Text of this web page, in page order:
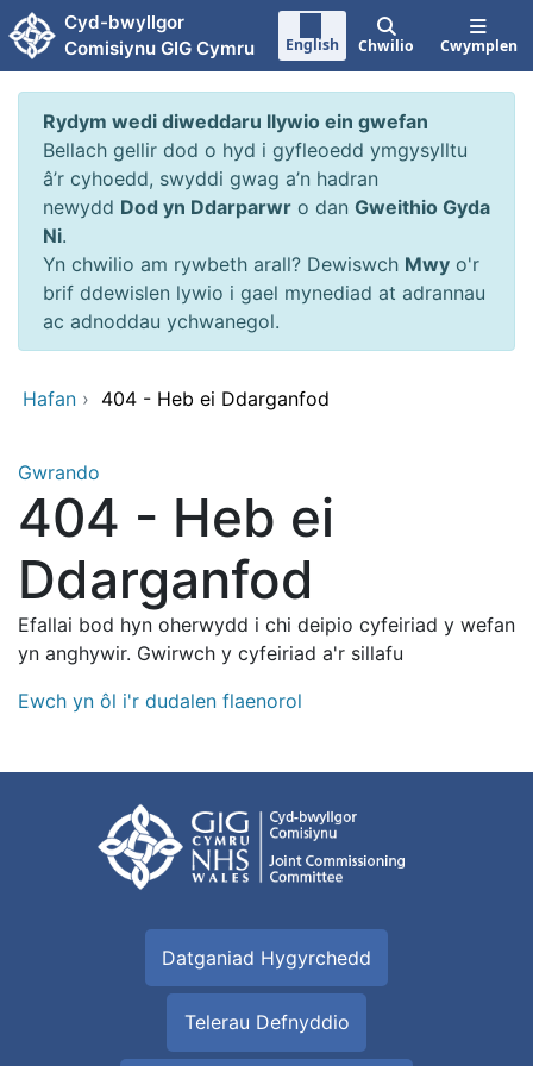
Neidio i'r prif gynnwy
Cyd-bwyllgor
Comisiynu GIG Cymru
English Chwilio Cwymplen
Rydym wedi diweddaru llywio ein gwefan
Bellach gellir dod o hyd i gyfleoedd ymgysylltu
â’r cyhoedd, swyddi gwag a’n hadran
newydd Dod yn Ddarparwr o dan Gweithio Gyda
Ni.
Yn chwilio am rywbeth arall? Dewiswch Mwy o'r
brif ddewislen lywio i gael mynediad at adrannau
ac adnoddau ychwanegol.
Hafan › 404 - Heb ei Ddarganfod
Gwrando
404 - Heb ei
Ddarganfod
Efallai bod hyn oherwydd i chi deipio cyfeiriad y wefan
yn anghywir. Gwirwch y cyfeiriad a'r sillafu
Ewch yn ôl i'r dudalen flaenorol
Datganiad Hygyrchedd
Telerau Defnyddio